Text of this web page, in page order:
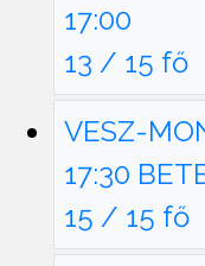
17:00
13 / 15 fő
VESZ-
17:30
15 / 15 fő